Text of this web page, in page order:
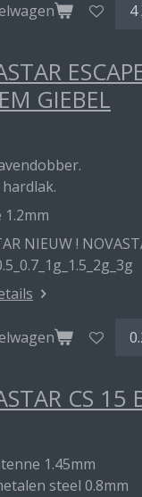
GIEBEL
NIEUW !
CS 15
1.45mm
steel 0.8mm